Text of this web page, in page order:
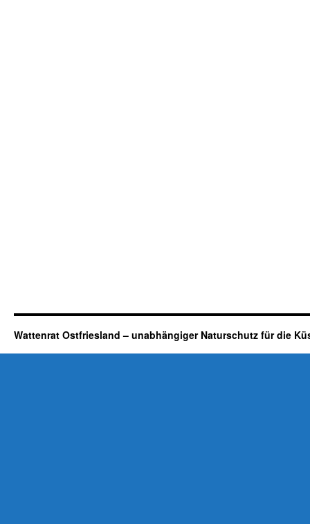
Wattenrat Ostfriesland – unabhängiger Naturschutz für die